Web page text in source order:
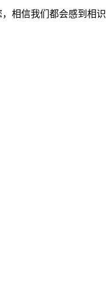
相信我们都会感到相